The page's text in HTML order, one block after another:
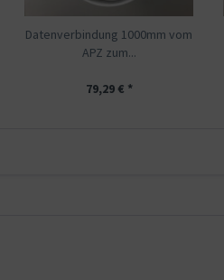
Datenverbindung 1000mm vom
APZ zum...
79,29 € *